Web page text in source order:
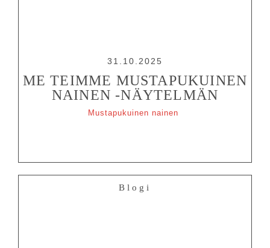
OHJELMISTO
RYHMILLE
PALVELUT
31.10.2025
ME TEIMME MUSTAPUKUINEN
NAINEN -NÄYTELMÄN
Mustapukuinen nainen
Blogi